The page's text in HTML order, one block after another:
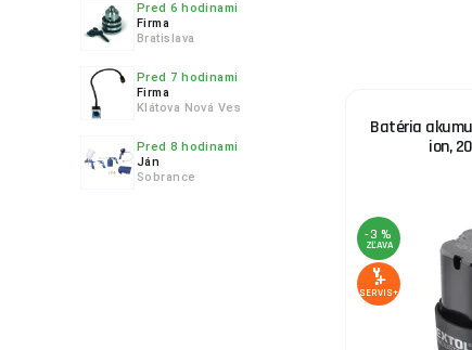
Pred 6 hodinami
Firma
Bratislava
Pred 7 hodinami
Firma
Klátova Nová Ves
Pred 8 hodinami
Ján
Sobrance
Batéria
ion,
-3 %
ZĽAVA
SERVIS+